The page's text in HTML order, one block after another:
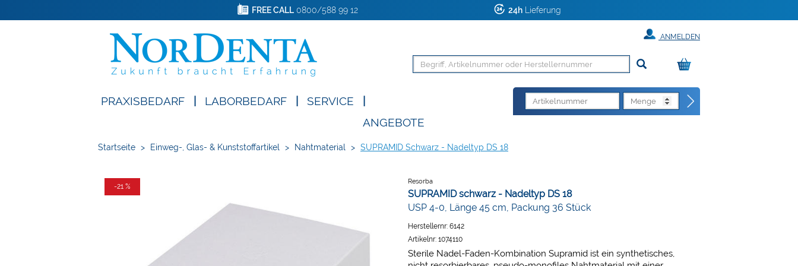
FREE CALL0800/588 99 12 24h Lieferung
ANMELDEN
PRAXISBEDARF LABORBEDARF SERVICE
ANGEBOTE
Startseite > Einweg-, Glas- & Kunststoffartikel > Nahtmaterial > SUPRAMID Schwarz - Nadeltyp DS 18
-21 %
Resorba
SUPRAMID schwarz - Nadeltyp DS 18
USP 4-0, Länge 45 cm, Packung 36 Stück
Herstellernr: 6142
Artikelnr: 1074110
Sterile Nadel-Faden-Kombination Supramid ist ein synthetisches,